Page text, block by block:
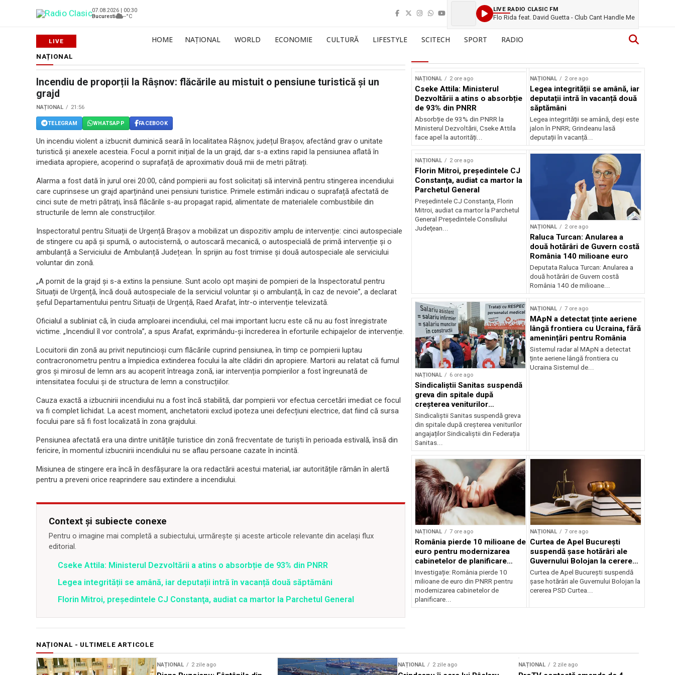
07.08.2026 | 00:30
Bucuresti
--°C
LIVE RADIO CLASIC FM
Flo Rida feat. David Guetta - Club Cant Handle Me
HOME NAȚIONAL WORLD ECONOMIE CULTURĂ LIFESTYLE SCITECH SPORT RADIO
NAȚIONAL
Incendiu de proporții la Râșnov: flăcările au mistuit o pensiune turistică și un
grajd
NAȚIONAL 21:56
TELEGRAM WHATSAPP FACEBOOK
Un incendiu violent a izbucnit duminică seară în localitatea Râșnov, județul Brașov, afectând grav o unitate
turistică și anexele acesteia. Focul a pornit inițial de la un grajd, dar s-a extins rapid la pensiunea aflată în
imediata apropiere, acoperind o suprafață de aproximativ două mii de metri pătrați.
Alarma a fost dată în jurul orei 20:00, când pompierii au fost solicitați să intervină pentru stingerea incendiului
care cuprinsese un grajd aparținând unei pensiuni turistice. Primele estimări indicau o suprafață afectată de
cinci sute de metri pătrați, însă flăcările s-au propagat rapid, alimentate de materialele combustibile din
structurile de lemn ale construcțiilor.
Inspectoratul pentru Situații de Urgență Brașov a mobilizat un dispozitiv amplu de intervenție: cinci autospeciale
de stingere cu apă și spumă, o autocisternă, o autoscară mecanică, o autospecială de primă intervenție și o
ambulanță a Serviciului de Ambulanță Județean. În sprijin au fost trimise și două autospeciale ale serviciului
voluntar din zonă.
„A pornit de la grajd și s-a extins la pensiune. Sunt acolo opt mașini de pompieri de la Inspectoratul pentru
Situații de Urgență, încă două autospeciale de la serviciul voluntar și o ambulanță, în caz de nevoie”, a declarat
șeful Departamentului pentru Situații de Urgență, Raed Arafat, într-o intervenție televizată.
Oficialul a subliniat că, în ciuda amploarei incendiului, cel mai important lucru este că nu au fost înregistrate
victime. „Incendiul îl vor controla”, a spus Arafat, exprimându-și încrederea în eforturile echipajelor de intervenție.
Locuitorii din zonă au privit neputincioși cum flăcările cuprind pensiunea, în timp ce pompierii luptau
contracronometru pentru a împiedica extinderea focului la alte clădiri din apropiere. Martorii au relatat că fumul
gros și mirosul de lemn ars au acoperit întreaga zonă, iar intervenția pompierilor a fost îngreunată de
intensitatea focului și de structura de lemn a construcțiilor.
Cauza exactă a izbucnirii incendiului nu a fost încă stabilită, dar pompierii vor efectua cercetări imediat ce focul
va fi complet lichidat. La acest moment, anchetatorii exclud ipoteza unei defecțiuni electrice, dat fiind că sursa
focului pare să fi fost localizată în zona grajdului.
Pensiunea afectată era una dintre unitățile turistice din zonă frecventate de turiști în perioada estivală, însă din
fericire, în momentul izbucnirii incendiului nu se aflau persoane cazate în incintă.
Misiunea de stingere era încă în desfășurare la ora redactării acestui material, iar autoritățile rămân în alertă
pentru a preveni orice reaprindere sau extindere a incendiului.
Context și subiecte conexe
Pentru o imagine mai completă a subiectului, urmărește și aceste articole relevante din același flux
editorial.
Cseke Attila: Ministerul Dezvoltării a atins o absorbție de 93% din PNRR
Legea integrității se amână, iar deputații intră în vacanță două săptămâni
Florin Mitroi, preşedintele CJ Constanţa, audiat ca martor la Parchetul General
NAȚIONAL 2 ore ago
Cseke Attila: Ministerul
Dezvoltării a atins o absorbție
de 93% din PNRR
Absorbție de 93% din PNRR la
Ministerul Dezvoltării, Cseke Attila
face apel la autorități...
NAȚIONAL 2 ore ago
Legea integrității se amână, iar
deputații intră în vacanță două
săptămâni
Legea integrității se amână, deși este
jalon în PNRR; Grindeanu lasă
deputații în vacanță...
NAȚIONAL 2 ore ago
Florin Mitroi, preşedintele CJ
Constanţa, audiat ca martor la
Parchetul General
Preşedintele CJ Constanţa, Florin
Mitroi, audiat ca martor la Parchetul
General Preşedintele Consiliului
Judeţean...
NAȚIONAL 2 ore ago
Raluca Turcan: Anularea a
două hotărâri de Guvern costă
România 140 milioane euro
Deputata Raluca Turcan: Anularea a
două hotărâri de Guvern costă
România 140 de milioane...
NAȚIONAL 6 ore ago
Sindicaliștii Sanitas suspendă
greva din spitale după
creșterea veniturilor
angajaților
Sindicaliștii Sanitas suspendă greva
din spitale după creșterea veniturilor
angajaților Sindicaliștii din Federația
Sanitas...
NAȚIONAL 7 ore ago
MApN a detectat ținte aeriene
lângă frontiera cu Ucraina, fără
amenințări pentru România
Sistemul radar al MApN a detectat
ținte aeriene lângă frontiera cu
Ucraina Sistemul de...
NAȚIONAL 7 ore ago
România pierde 10 milioane de
euro pentru modernizarea
cabinetelor de planificare
familială
Investigație: România pierde 10
milioane de euro din PNRR pentru
modernizarea cabinetelor de
planificare...
NAȚIONAL 7 ore ago
Curtea de Apel București
suspendă șase hotărâri ale
Guvernului Bolojan la cererea
PSD
Curtea de Apel București suspendă
șase hotărâri ale Guvernului Bolojan la
cererea PSD Curtea...
NAȚIONAL - ULTIMELE ARTICOLE
NAȚIONAL 2 zile ago NAȚIONAL 2 zile ago NAȚIONAL 2 zile ago